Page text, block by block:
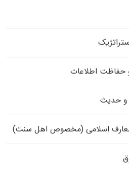
حفاظت اطلاعات
و حدیث
معارف اسلامی (مخصوص اهل سنت)